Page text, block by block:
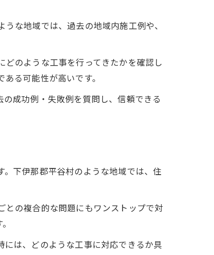
な地域では、過去の地域内施工例や、
のような工事を行ってきたかを確認し
る可能性が高いです。
成功例・失敗例を質問し、信頼できる
下伊那郡平谷村のような地域では、住
との複合的な問題にもワンストップで対
は、どのような工事に対応できるか具